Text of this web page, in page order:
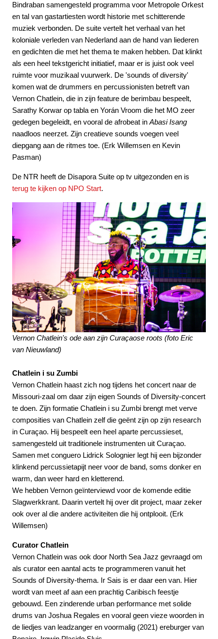
Bindraban samengesteld programma voor Metropole Orkest
en tal van gastartiesten wordt historie met schitterende
muziek verbonden. De suite vertelt het verhaal van het
koloniale verleden van Nederland aan de hand van liederen
en gedichten die met het thema te maken hebben. Dat klinkt
als een heel tekstgericht initiatief, maar er is juist ook veel
ruimte voor muzikaal vuurwerk. De 'sounds of diversity'
komen wat de drummers en percussionisten betreft van
Vernon Chatlein, die in zijn feature de berimbau bespeelt,
Sarathy Korwar op tabla en Yorán Vroom die het MO zeer
gedegen begeleidt, en vooral de afrobeat in Abasi Isang
naadloos neerzet. Zijn creatieve sounds voegen veel
diepgang aan de ritmes toe. (Erk Willemsen en Kevin
Pasman)
De NTR heeft de Disapora Suite op tv uitgezonden en is
terug te kijken op NPO Start.
Vernon Chatlein's ode aan zijn Curaçaose roots (foto Eric
van Nieuwland)
Chatlein i su Zumbi
Vernon Chatlein haast zich nog tijdens het concert naar de
Missouri-zaal om daar zijn eigen Sounds of Diversity-concert
te doen. Zijn formatie Chatlein i su Zumbi brengt met verve
composities van Chatlein zelf die geënt zijn op zijn research
in Curaçao. Hij bespeelt een heel aparte percussieset,
samengesteld uit traditionele instrumenten uit Curaçao.
Samen met conguero Lidrick Solognier legt hij een bijzonder
klinkend percussietapijt neer voor de band, soms donker en
warm, dan weer hard en kletterend.
We hebben Vernon geïnterviewd voor de komende editie
Slagwerkkrant. Daarin vertelt hij over dit project, maar zeker
ook over al die andere activiteiten die hij ontplooit. (Erk
Willemsen)
Curator Chatlein
Vernon Chatlein was ook door North Sea Jazz gevraagd om
als curator een aantal acts te programmeren vanuit het
Sounds of Diversity-thema. Ir Sais is er daar een van. Hier
wordt van meet af aan een prachtig Caribisch feestje
gebouwd. Een zinderende urban performance met solide
drums van Joshua Regales en vooral geen vieze woorden in
de liedjes van leadzanger en voormalig (2021) ereburger van